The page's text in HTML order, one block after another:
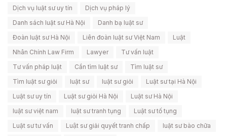
Dịch vụ luật sư uy tín
Dịch vụ pháp lý
Danh sách luật sư Hà Nội
Danh bạ luật sư
Đoàn luật sư Hà Nội
Liên đoàn luật sư Việt Nam
Luật
Nhân Chính Law Firm
Lawyer
Tư vấn luật
Tư vấn pháp luật
Cần tìm luật sư
Tìm luật sư
Tìm luật sư giỏi
luật sư luật sư giỏi
Luật sư tại Hà Nội
Luật sư uy tín
Luật sư giỏi Hà Nội
Luật sư Hà Nội
luật sư việt nam
luật sư tranh tụng
Luật sư tố tụng
Luật sư tư vấn
Luật sư giải quyết tranh chấp
luật sư bào chữa